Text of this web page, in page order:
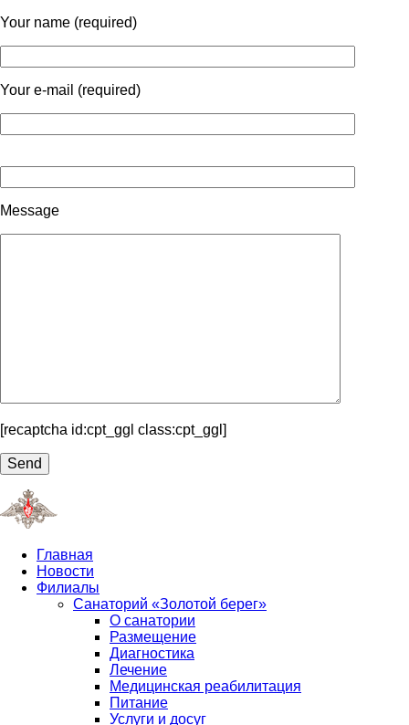
Your name (required)
Your e-mail (required)
Message
[recaptcha id:cpt_ggl class:cpt_ggl]
Главная
Новости
Филиалы
Санаторий «Золотой берег»
О санатории
Размещение
Диагностика
Лечение
Медицинская реабилитация
Питание
Услуги и досуг